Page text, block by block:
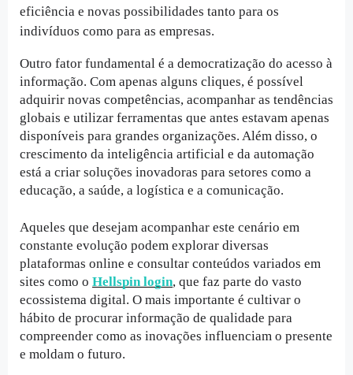
eficiência e novas possibilidades tanto para os
indivíduos como para as empresas.
Outro fator fundamental é a democratização do acesso à
informação. Com apenas alguns cliques, é possível
adquirir novas competências, acompanhar as tendências
globais e utilizar ferramentas que antes estavam apenas
disponíveis para grandes organizações. Além disso, o
crescimento da inteligência artificial e da automação
está a criar soluções inovadoras para setores como a
educação, a saúde, a logística e a comunicação.
Aqueles que desejam acompanhar este cenário em
constante evolução podem explorar diversas
plataformas online e consultar conteúdos variados em
sites como o Hellspin login, que faz parte do vasto
ecossistema digital. O mais importante é cultivar o
hábito de procurar informação de qualidade para
compreender como as inovações influenciam o presente
e moldam o futuro.